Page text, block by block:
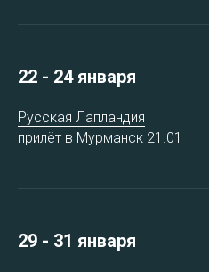
22 - 24 января
Русская Лапландия
прилёт в Мурманск 21.01
29 - 31 января